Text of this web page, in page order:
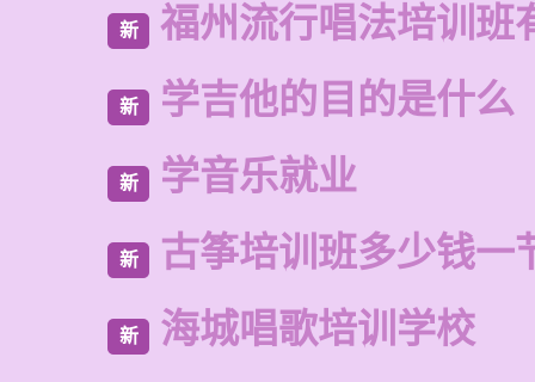
新 福州流行唱法培训班
新 学吉他的目的是什么
新 学音乐就业
新 古筝培训班多少钱一
新 海城唱歌培训学校